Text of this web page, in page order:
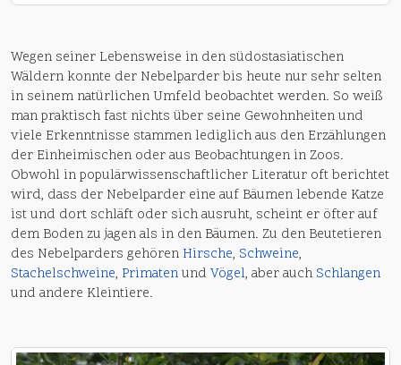
Wegen seiner Lebensweise in den südostasiatischen
Wäldern konnte der Nebelparder bis heute nur sehr selten
in seinem natürlichen Umfeld beobachtet werden. So weiß
man praktisch fast nichts über seine Gewohnheiten und
viele Erkenntnisse stammen lediglich aus den Erzählungen
der Einheimischen oder aus Beobachtungen in Zoos.
Obwohl in populärwissenschaftlicher Literatur oft berichtet
wird, dass der Nebelparder eine auf Bäumen lebende Katze
ist und dort schläft oder sich ausruht, scheint er öfter auf
dem Boden zu jagen als in den Bäumen. Zu den Beutetieren
des Nebelparders gehören Hirsche, Schweine,
Stachelschweine, Primatenund Vögel, aber auch Schlangen
und andere Kleintiere.